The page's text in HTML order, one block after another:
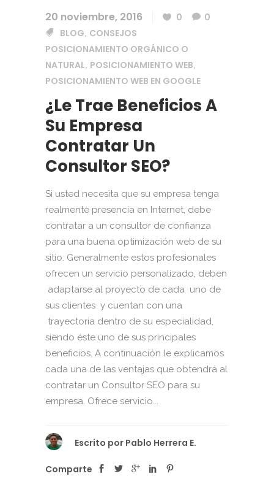
20 noviembre, 2016 0
0
BLOG, CONSEJOS
POSICIONAMIENTO ORGÁNICO O
NATURAL, POSICIONAMIENTO WEB,
POSICIONAMIENTO WEB EN GOOGLE
¿Le Trae Beneficios A
Su Empresa
Contratar Un
Consultor SEO?
Si usted necesita que su empresa tenga
realmente presencia en Internet, debe
contratar a un consultor de confianza
para una buena optimización web de su
sitio. Generalmente estos profesionales
ofrecen un servicio personalizado, deben
adaptarse al proyecto de cada uno de
sus clientes y cuentan con una
trayectoria dentro de su especialidad,
siendo éste uno de sus principales
beneficios. A continuación le explicamos
cada una de las ventajas que obtendrá al
contratar un Consultor SEO para su
empresa. Ofrece servicio...
Escrito por Pablo Herrera E.
Comparte